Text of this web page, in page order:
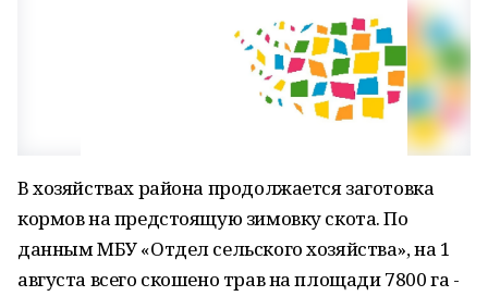
В хозяйствах района продолжается заготовка
кормов на предстоящую зимовку скота. По
данным МБУ «Отдел сельского хозяйства», на 1
августа всего скошено трав на площади 7800 га -